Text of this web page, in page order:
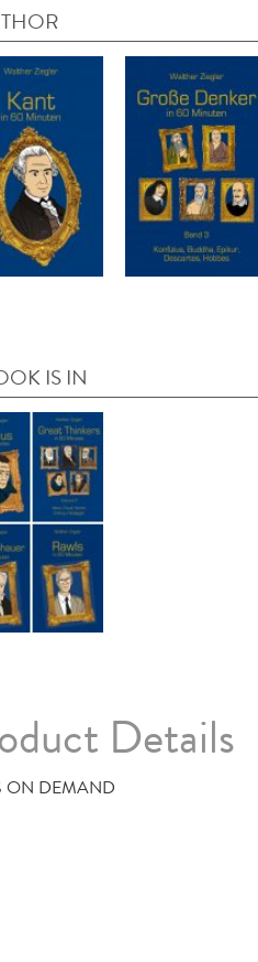
IS IN
Details
ON DEMAND